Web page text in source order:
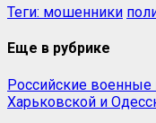
Теги: мошенники
Еще в рубрике
Российские
Харьковской и